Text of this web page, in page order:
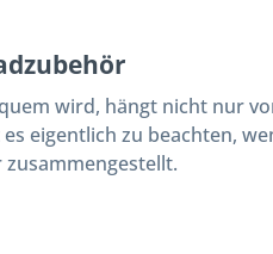
wird, hängt nicht nur
eigentlich zu beachten,